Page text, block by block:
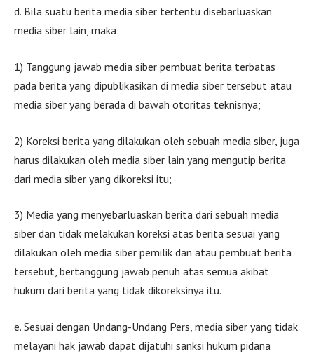
d. Bila suatu berita media siber tertentu disebarluaskan
media siber lain, maka:
1) Tanggung jawab media siber pembuat berita terbatas
pada berita yang dipublikasikan di media siber tersebut atau
media siber yang berada di bawah otoritas teknisnya;
2) Koreksi berita yang dilakukan oleh sebuah media siber, juga
harus dilakukan oleh media siber lain yang mengutip berita
dari media siber yang dikoreksi itu;
3) Media yang menyebarluaskan berita dari sebuah media
siber dan tidak melakukan koreksi atas berita sesuai yang
dilakukan oleh media siber pemilik dan atau pembuat berita
tersebut, bertanggung jawab penuh atas semua akibat
hukum dari berita yang tidak dikoreksinya itu.
e. Sesuai dengan Undang-Undang Pers, media siber yang tidak
melayani hak jawab dapat dijatuhi sanksi hukum pidana